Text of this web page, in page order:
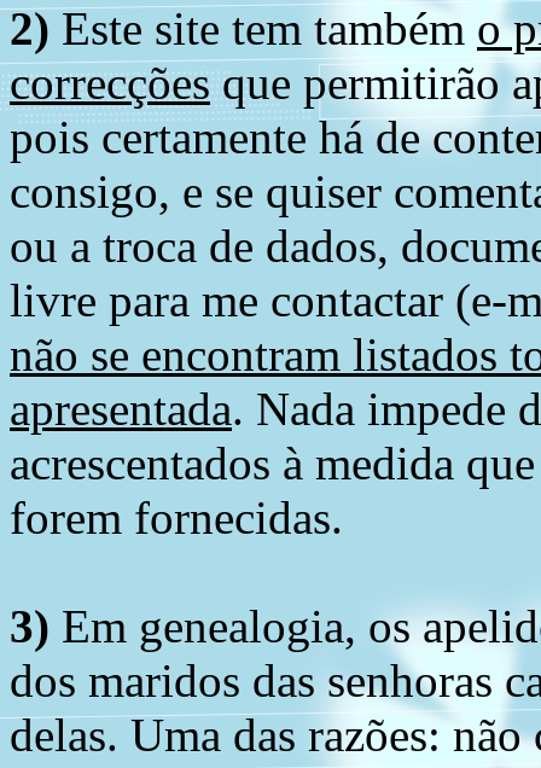
2) Este site tem também o
correcçõesque permitirão
pois certamente há de
consigo, e se quiser
ou a troca de dados,
livre para me contactar (e-
não se encontram listados
apresentada. Nada impede
acrescentados à medida
forem fornecidas.
3) Em genealogia, os
dos maridos das senhoras
delas. Uma das razões: